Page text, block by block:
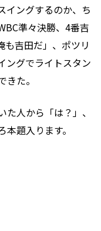
イングするのか、ち
準々決勝、4番吉
も吉田だ」、ポツリ
ングでライトスタン
た。
人から「は？」、
題入ります。